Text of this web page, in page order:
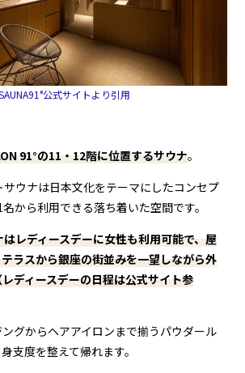
公式サイトより引用
91°の11・12階に位置するサウナ。
ウナは日本文化をテーマにしたコンセプ
から利用できる落ち着いた空間です。
レディースデーに女性も利用可能で、屋
ラスから銀座の街並みを一望しながら外
ディースデーの日程は公式サイト参
グからヘアアイロンまで揃うパウダール
支度を整えて帰れます。